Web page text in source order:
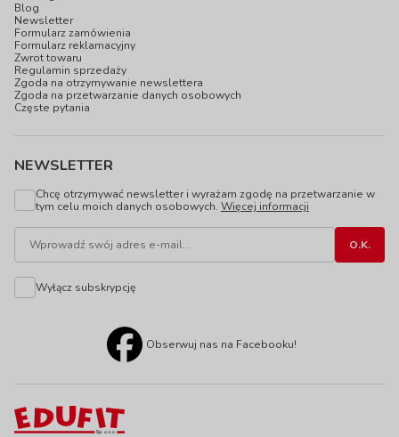
Blog
Newsletter
Formularz zamówienia
Formularz reklamacyjny
Zwrot towaru
Regulamin sprzedaży
Zgoda na otrzymywanie newslettera
Zgoda na przetwarzanie danych osobowych
Częste pytania
NEWSLETTER
Chcę otrzymywać newsletter i wyrażam zgodę na przetwarzanie w
tym celu moich danych osobowych. Więcej informacji
Wyłącz subskrypcję
Obserwuj nas na Facebooku!